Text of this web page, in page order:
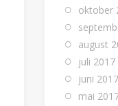
oktober
august
juli 2017
juni 2017
mai